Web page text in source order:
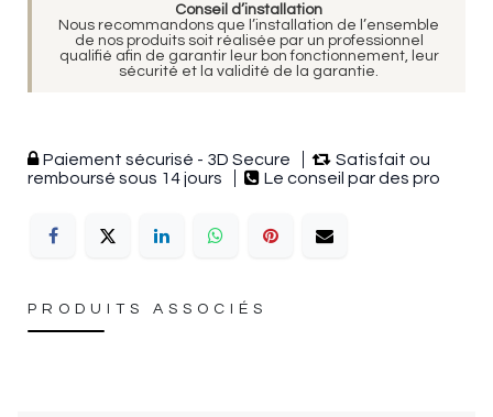
Conseil d’installation
Nous recommandons que l’installation de l’ensemble
de nos produits soit réalisée par un professionnel
qualifié afin de garantir leur bon fonctionnement, leur
sécurité et la validité de la garantie.
Paiement sécurisé - 3D Secure
Satisfait ou
remboursé sous 14 jours
Le conseil par des pro
PRODUITS ASSOCIÉS